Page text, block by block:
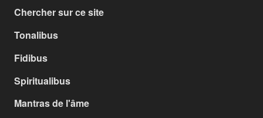
Chercher sur ce site
Tonalibus
Fidibus
Spiritualibus
Mantras de l'âme